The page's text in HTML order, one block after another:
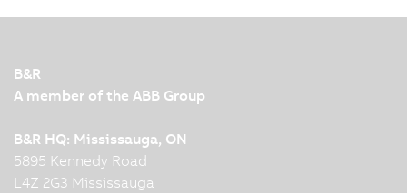
B&R
A member of the ABB Group
B&R HQ: Mississauga, ON
5895 Kennedy Road
L4Z 2G3 Mississauga